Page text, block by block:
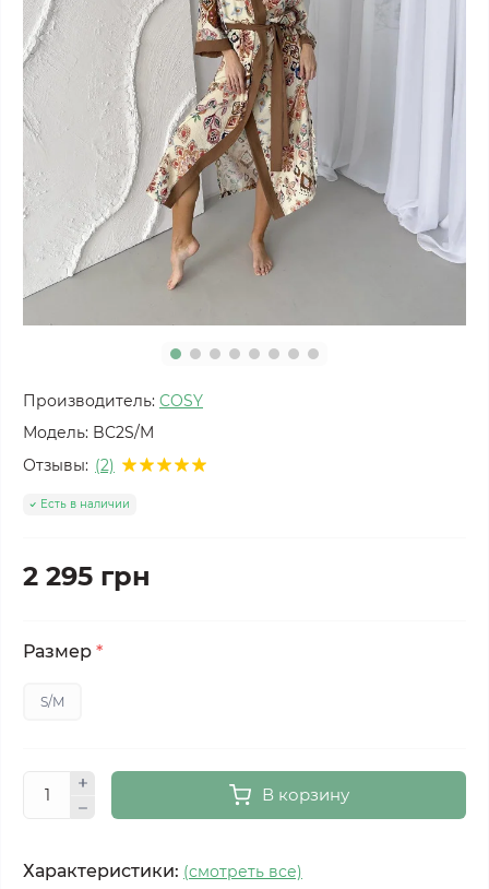
Производитель: COSY
Модель: BC2S/M
Отзывы: (2)
Есть в наличии
2 295 грн
Размер *
S/M
В корзину
Характеристики: (смотреть все)